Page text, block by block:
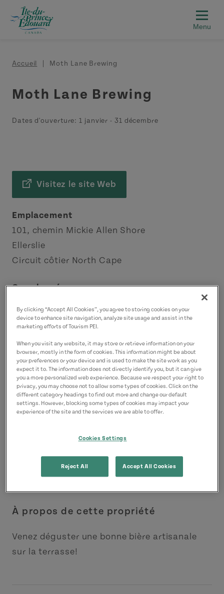
Aller au contenu principal
Fil d'Ariane
Accueil Moth Lane Brewing
Moth Lane Brewing
Dates d'ouverture:1 janvier - 31 décembre
Visitez le site Web
Emplacement
101, chemin Mickie Allen Shore
Ellerslie
Circuit côtier North Cape
Coordonnées
9028312160(P)
À propos de cette propriété
Venez déguster une bonne bière artisanale
sur la terrasse!
By clicking “Accept All Cookies”, you agree to storing cookies on your
device to enhance site navigation, analyze site usage and assist in the
marketing efforts of Tourism PEI.
When you visit any website, it may store or retrieve information on your
browser, mostly in the form of cookies. This information might be about
your preferences or your device and is used to make the site work as you
expect it to. The information does not directly identify you, but it can give
you a more personalized web experience. Because we respect your right to
privacy, you may choose not to allow some types of cookies. Click on the
different category headings to find out more and change our default
settings. However, blocking some types of cookies may impact your
experience of the site and the services we are able to offer.
Cookies Settings
Reject All Accept All Cookies